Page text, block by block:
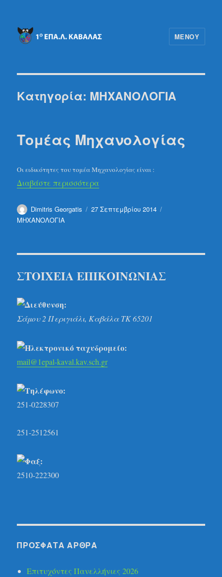
ΜΕΝΟΎ
Κατηγορία: ΜΗΧΑΝΟΛΟΓΙΑ
Τομέας Μηχανολογίας
Οι ειδικότητες του τομέα Μηχανολογίας είναι :
Διαβάστε περισσότερα
Συντάκτης
Dimitris Georgatis
Δημοσιεύτηκε
27 Σεπτεμβρίου 2014
ΜΗΧΑΝΟΛΟΓΙΑ
ΣΤΟΙΧΕΙΑ ΕΠΙΚΟΙΝΩΝΙΑΣ
Σάμου 2 Περιγιάλι, ΚαβάλαΤΚ 65201
mail@1epal-kaval.kav.sch.gr
251-0228307
251-2512561
2510-222300
ΠΡΌΣΦΑΤΑ ΆΡΘΡΑ
Επιτυχόντες Πανελλήνιες 2026